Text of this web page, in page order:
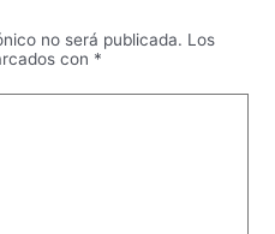
no será publicada. Los
con *